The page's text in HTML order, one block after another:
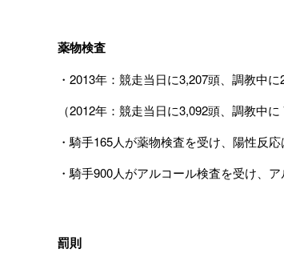
薬物検査
・2013年：競走当日に3,207頭、調教中
（2012年：競走当日に3,092頭、調教中
・騎手165人が薬物検査を受け、陽性反
・騎手900人がアルコール検査を受け、
罰則